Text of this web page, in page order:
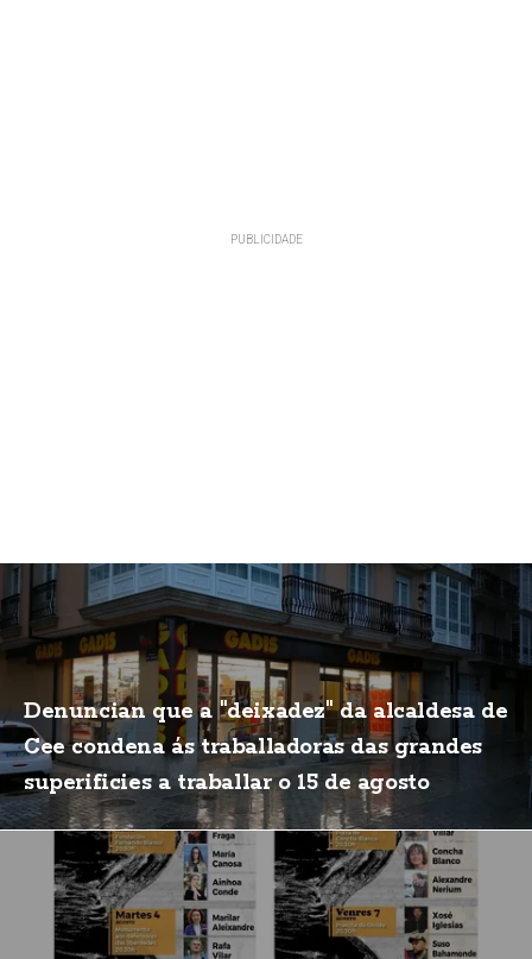
Denuncian que a "deixadez" da alcaldesa de
Cee condena ás traballadoras das grandes
superificies a traballar o 15 de agosto